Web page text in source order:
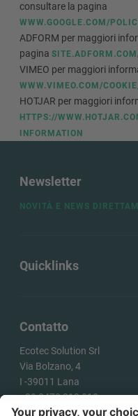
consultare la pagina
WWW.GOOGLE.COM/
ADFORM per maggiori
pagina
VIMEO per maggiori
WWW.VIMEO.COM/
HOTJAR per maggiori
HTTPS://
INFORMATION
Contatto
Ecotec Solution Srl
Via Bolzano, 4
I -39011 Lana
+39 0473 313 010
Quicklinks
Newsletter
NOVITÀ E NEWS